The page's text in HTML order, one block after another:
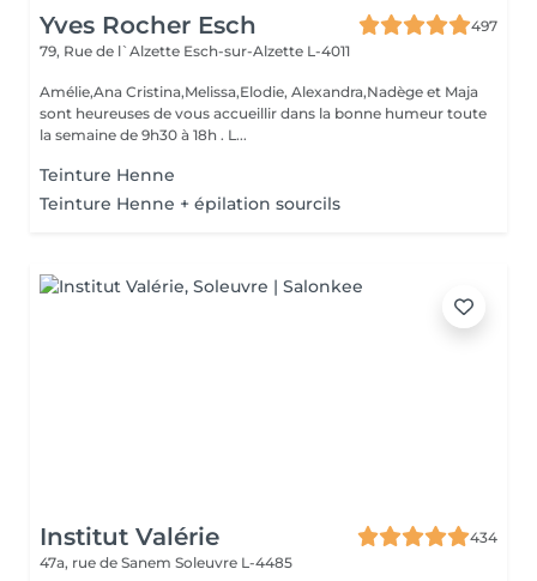
Yves Rocher Esch
497
79, Rue de l`Alzette Esch-sur-Alzette L-4011
Amélie,Ana Cristina,Melissa,Elodie, Alexandra,Nadège et Maja
sont heureuses de vous accueillir dans la bonne humeur toute
la semaine de 9h30 à 18h . L...
Teinture Henne
Teinture Henne + épilation sourcils
Institut Valérie
434
47a, rue de Sanem Soleuvre L-4485